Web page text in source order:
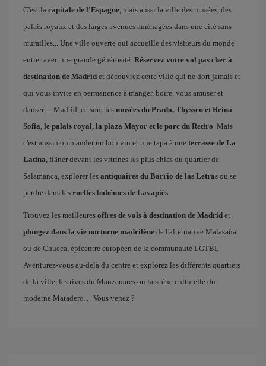
C'est la capitale de l'Espagne, mais aussi la ville des musées, des
palais royaux et des larges avenues aménagées dans une cité sans
murailles... Une ville ouverte qui accueille des visiteurs du monde
entier avec une grande générosité. Réservez votre vol pas cher à
destination de Madrid et découvrez cette ville qui ne dort jamais et
qui vous invite en permanence à manger, boire, vous amuser et
danser… Madrid, ce sont les musées du Prado, Thyssen et Reina
Sofía, le palais royal, la plaza Mayor et le parc du Retiro. Mais
c'est aussi commander un bon vin et une tapa à une terrasse de La
Latina, flâner devant les vitrines les plus chics du quartier de
Salamanca, explorer les antiquaires du Barrio de las Letras ou se
perdre dans les ruelles bohèmes de Lavapiés.
Trouvez les meilleures offres de vols à destination de Madrid et
plongez dans la vie nocturne madrilène de l'alternative Malasaña
ou de Chueca, épicentre européen de la communauté LGTBI.
Aventurez-vous au-delà du centre et explorez les différents quartiers
de la ville, les rives du Manzanares ou la scène culturelle du
moderne Matadero… Vous venez ?